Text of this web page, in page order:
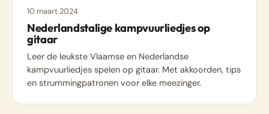
10 maart 2024
Nederlandstalige kampvuurliedjes op
gitaar
Leer de leukste Vlaamse en Nederlandse
kampvuurliedjes spelen op gitaar. Met akkoorden, tips
en strummingpatronen voor elke meezinger.